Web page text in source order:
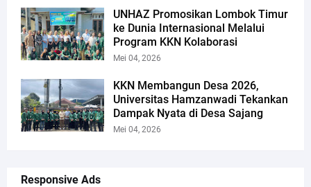
UNHAZ Promosikan Lombok Timur
ke Dunia Internasional Melalui
Program KKN Kolaborasi
Mei 04, 2026
KKN Membangun Desa 2026,
Universitas Hamzanwadi Tekankan
Dampak Nyata di Desa Sajang
Mei 04, 2026
Responsive Ads